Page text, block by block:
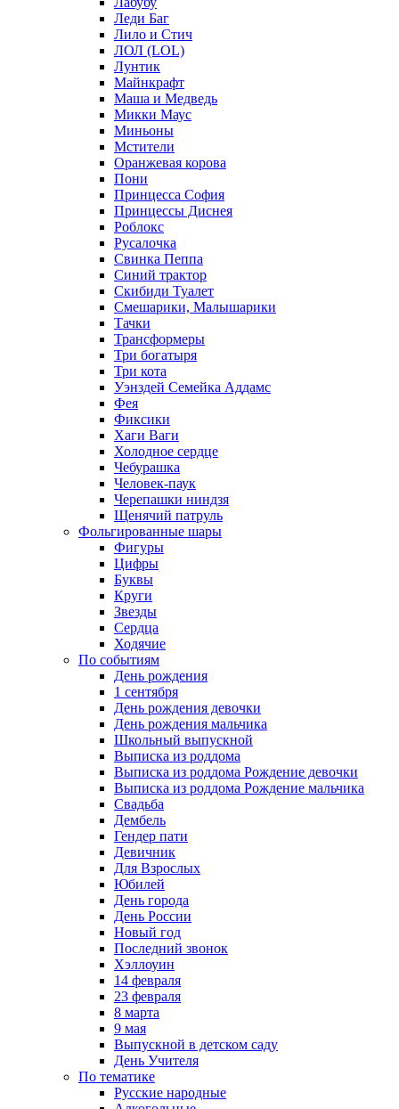
Леди Баг
Лило и Стич
ЛОЛ (LOL)
Лунтик
Майнкрафт
Маша и Медведь
Микки Маус
Миньоны
Мстители
Оранжевая корова
Пони
Принцесса София
Принцессы Диснея
Роблокс
Русалочка
Свинка Пеппа
Синий трактор
Скибиди Туалет
Смешарики, Малышарики
Тачки
Трансформеры
Три богатыря
Три кота
Уэнздей Семейка Аддамс
Фея
Фиксики
Хаги Ваги
Холодное сердце
Чебурашка
Человек-паук
Черепашки ниндзя
Щенячий патруль
Фольгированные шары
Фигуры
Цифры
Буквы
Круги
Звезды
Сердца
Ходячие
По событиям
День рождения
1 сентября
День рождения девочки
День рождения мальчика
Школьный выпускной
Выписка из роддома
Выписка из роддома Рождение девочки
Выписка из роддома Рождение мальчика
Свадьба
Дембель
Гендер пати
Девичник
Для Взрослых
Юбилей
День города
День России
Новый год
Последний звонок
Хэллоуин
14 февраля
23 февраля
8 марта
9 мая
Выпускной в детском саду
День Учителя
По тематике
Русские народные